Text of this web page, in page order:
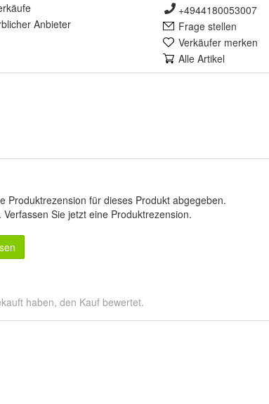
er Anbieter
+4944180053007
Frage stellen
Verkäufer merken
Alle Artikel
Produktrezension für dieses Produkt abgegeben.
Verfassen Sie jetzt eine Produktrezension.
haben, den Kauf bewertet.